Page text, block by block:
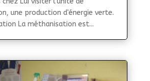
une production d'énergie verte.
La méthanisation est...